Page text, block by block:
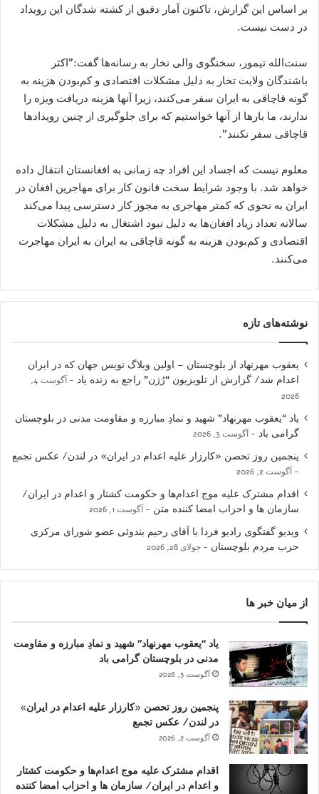
بر اساس این گزارش، تاکنون آمار دقیق از کشته شدگان این رویداد
در دست نیست.
سنت‌الله تیمور، سخنگوی والی تخار به رسانه‌ها گفت:”اکثر
باشندگان ولایت تخار به دلیل مشکلات اقتصادی و کم‌بودن هزینه به
گونه قاچاقی به ایران سفر می‌کنند، زیرا آنها هزینه دریافت ویزه را
ندارند، ما بارها از آنها خواستیم که برای جلوگیری از چنین رویدادها
قاچاقی سفر نکنند”.
معلوم نیست که اجساد این افراد چه زمانی به افغانستان انتقال داده
خواهد شد. با وجود شرایط سخت قانون کار برای مهاجرین افغان در
ایران به نحوی که کمتر مهاجری به مجوز کار دسترسی پیدا می‌کند
سالانه تعداد زیاد افغان‌ها به دلیل نبود اشتغال به دلیل مشکلات
اقتصادی و کم‌بودن هزینه به گونه قاچاقی به ایران به ایران مهاجرت
می‌کنند.
نوشته‌های تازه
یعقوب مهرنهاد از بلوچستان – اولین وبلاگ نویس جهان که در ایران
اعدام شد/ گزارش از تلویزیون “رُژن” راجع به زنده یاد
آگوست 4,
2026
یاد “یعقوب مهرنهاد” شهید و نمادِ مبارزه و مقاومت مدنی در بلوچستان
گرامی باد
آگوست 3, 2026
پنجمین روز تحصن «کارزار علیه اعدام در ایران» در لندن/ عکس تجمع
آگوست 2, 2026
اقدام مشترک علیه موج اعدام‌ها و حکومت کشتار و اعدام در ایران/
سازمان ها و احزاب امضا کننده متن
آگوست 1, 2026
ویدیو گفتگوی رادیو فردا با آقای رحیم بندوئی عضو شورای مرکزی
حزب مردم بلوچستان
جولای 28, 2026
از میان خبر ها
یاد “یعقوب مهرنهاد” شهید و نمادِ مبارزه و مقاومت
مدنی در بلوچستان گرامی باد
آگوست 3, 2026
پنجمین روز تحصن «کارزار علیه اعدام در ایران»
در لندن/ عکس تجمع
آگوست 2, 2026
اقدام مشترک علیه موج اعدام‌ها و حکومت کشتار
و اعدام در ایران/ سازمان ها و احزاب امضا کننده